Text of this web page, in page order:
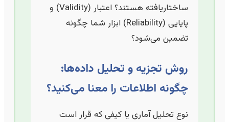
ساختاریافته هستند؟ اعتبار (Validity) و
پایایی (Reliability) ابزار شما چگونه
تضمین می‌شود؟
روش تجزیه و تحلیل داده‌ها:
چگونه اطلاعات را معنا می‌کنید؟
نوع تحلیل آماری یا کیفی که قرار است